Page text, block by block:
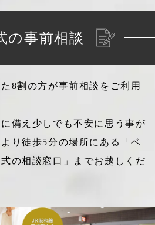
の事前相談
8割の方が事前相談をご利用
備え少しでも不安に思う事が
り徒歩5分の場所にある「ベ
の相談窓口」までお越しくだ